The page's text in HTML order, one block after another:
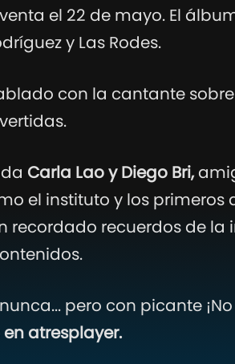
el 22 de mayo. El
y Las Rodes.
con la cantante
Carla Lao y Diego Bri,
el instituto y los primeros
recuerdos de
pero con picante
atresplayer.